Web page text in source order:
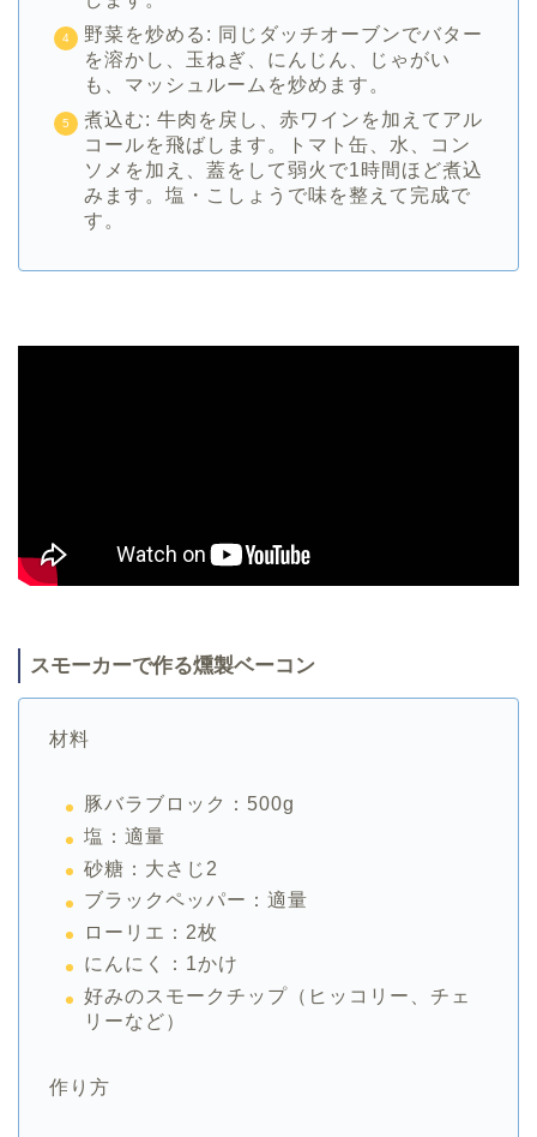
野菜を炒める: 同じダッチオーブンでバター
を溶かし、玉ねぎ、にんじん、じゃがい
も、マッシュルームを炒めます。
煮込む: 牛肉を戻し、赤ワインを加えてアル
コールを飛ばします。トマト缶、水、コン
ソメを加え、蓋をして弱火で1時間ほど煮込
みます。塩・こしょうで味を整えて完成で
す。
スモーカーで作る燻製ベーコン
材料
豚バラブロック：500g
塩：適量
砂糖：大さじ2
ブラックペッパー：適量
ローリエ：2枚
にんにく：1かけ
好みのスモークチップ（ヒッコリー、チェ
リーなど）
作り方